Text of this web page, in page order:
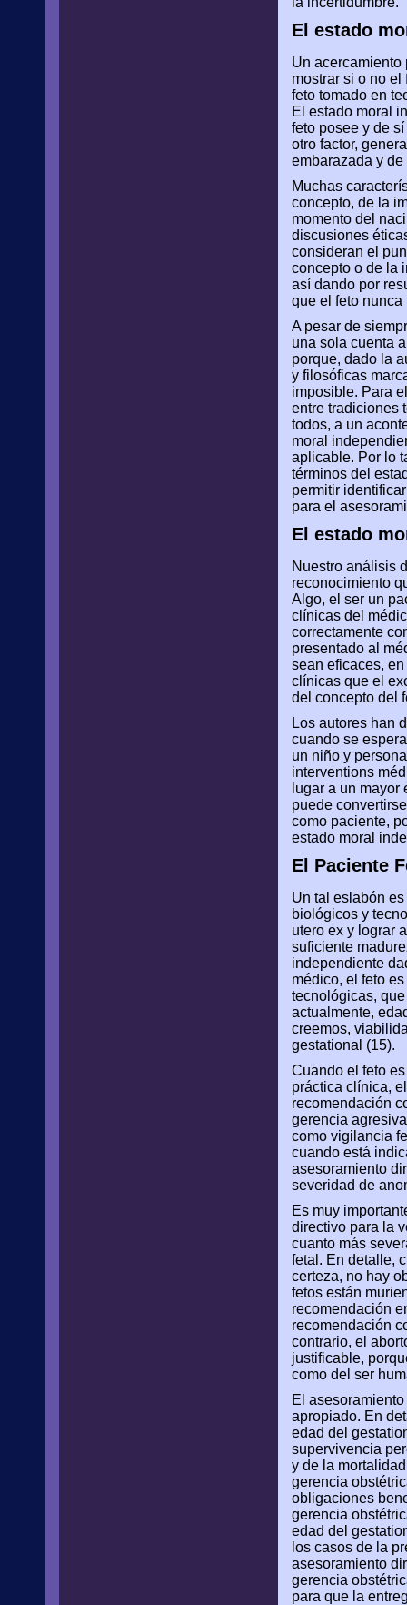
El estado
Un acercamiento
mostrar si o no
feto tomado en
El estado moral
feto posee y de
otro factor,
embarazada y
Muchas
concepto, de la
momento del
discusiones
consideran el
concepto o de la
así dando por
que el feto
A pesar de
una sola cuenta
porque, dado la
y filosóficas
imposible. Para
entre tradiciones
todos, a un
moral
aplicable. Por lo
términos del
permitir
para el
El estado
Nuestro análisis
reconocimiento
Algo, el ser un
clínicas del
correctamente
presentado al
sean eficaces,
clínicas que el
del concepto del
Los autores han
cuando se
un niño y
interventions
lugar a un
puede
como paciente,
estado moral
El Paciente
Un tal eslabón
biológicos y
utero ex y lograr
suficiente
independiente
médico, el feto
tecnológicas,
actualmente,
creemos,
gestational (15).
Cuando el feto
práctica clínica,
recomendación
gerencia
como vigilancia
cuando está
asesoramiento
severidad de
Es muy
directivo para la
cuanto más
fetal. En detalle,
certeza, no hay
fetos están
recomendación
recomendación
contrario, el
justificable,
como del ser
El
apropiado. En
edad del
supervivencia
y de la
gerencia
obligaciones
gerencia
edad del
los casos de la
asesoramiento
gerencia
para que la